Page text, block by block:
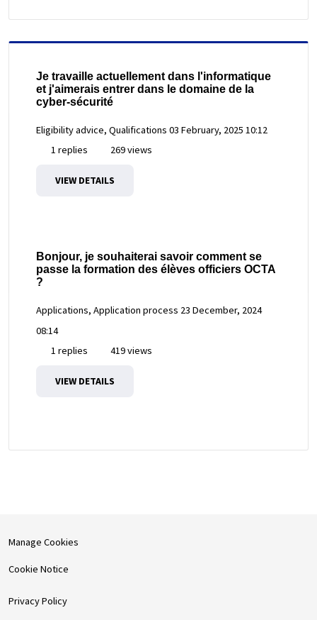
Je travaille actuellement dans l'informatique
et j'aimerais entrer dans le domaine de la
cyber-sécurité
Eligibility advice, Qualifications 03 February, 2025 10:12
1 replies
269 views
VIEW DETAILS
Bonjour, je souhaiterai savoir comment se
passe la formation des élèves officiers OCTA
?
Applications, Application process 23 December, 2024
08:14
1 replies
419 views
VIEW DETAILS
Manage Cookies
Cookie Notice
Privacy Policy